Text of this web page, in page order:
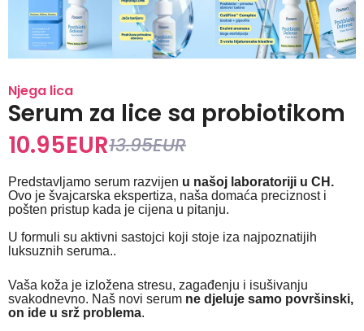
Njega lica
Serum za lice sa probiotikom
10.95EUR13.95EUR
Predstavljamo serum razvijen u našoj laboratoriji u CH.
Ovo je švajcarska ekspertiza, naša domaća preciznost i
pošten pristup kada je cijena u pitanju.
U formuli su aktivni sastojci koji stoje iza najpoznatijih
luksuznih seruma..
Vaša koža je izložena stresu, zagađenju i isušivanju
svakodnevno. Naš novi serum ne djeluje samo površinski,
on ide u srž problema.